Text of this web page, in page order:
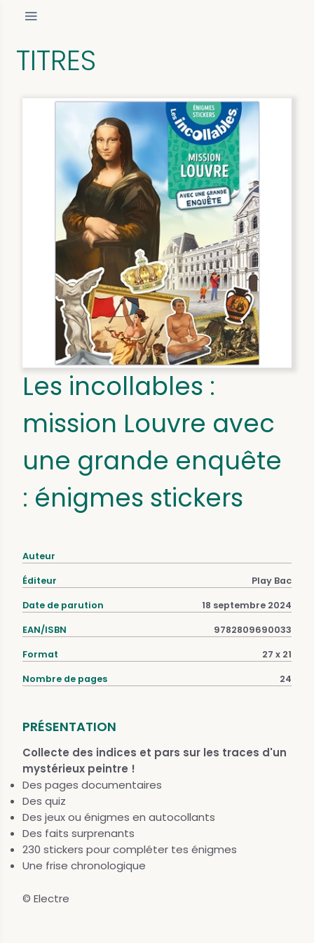
TITRES
Les incollables :
mission Louvre avec
une grande enquête
: énigmes stickers
Auteur
Éditeur Play Bac
Date de parution 18 septembre 2024
EAN/ISBN 9782809690033
Format 27 x 21
Nombre de pages 24
PRÉSENTATION
Collecte des indices et pars sur les traces d'un
mystérieux peintre !
Des pages documentaires
Des quiz
Des jeux ou énigmes en autocollants
Des faits surprenants
230 stickers pour compléter tes énigmes
Une frise chronologique
© Electre